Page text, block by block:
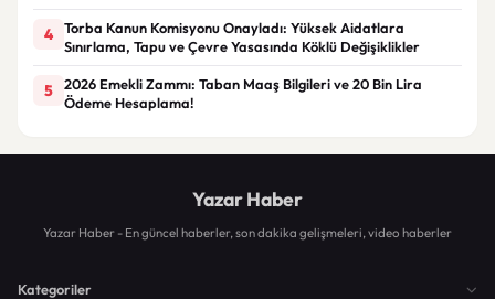
4
Torba Kanun Komisyonu Onayladı: Yüksek Aidatlara
Sınırlama, Tapu ve Çevre Yasasında Köklü Değişiklikler
5
2026 Emekli Zammı: Taban Maaş Bilgileri ve 20 Bin Lira
Ödeme Hesaplama!
Yazar Haber
Yazar Haber - En güncel haberler, son dakika gelişmeleri, video haberler
Kategoriler